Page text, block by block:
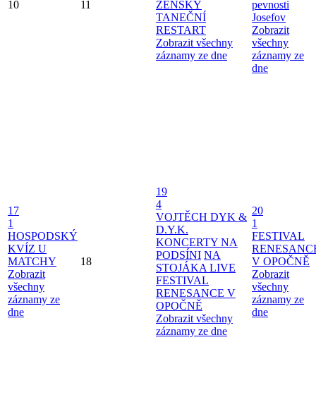
10 11
ŽENSKÝ
TANEČNÍ
RESTART
Zobrazit všechny
záznamy ze dne
pevnosti
Josefov
Zobrazit
všechny
záznamy ze
dne
17
1
HOSPODSKÝ
KVÍZ U
MATCHY
Zobrazit
všechny
záznamy ze
dne
18
19
4
VOJTĚCH DYK &
D.Y.K.
KONCERTY NA
PODSÍNI NA
STOJÁKA LIVE
FESTIVAL
RENESANCE V
OPOČNĚ
Zobrazit všechny
záznamy ze dne
20
1
FESTIVAL
V OPOČNĚ
Zobrazit
všechny
záznamy ze
dne